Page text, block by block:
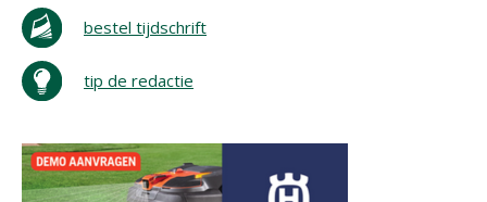
bestel tijdschrift
tip de redactie